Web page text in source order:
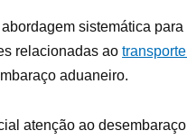
sistemática
relacionadas ao
aduaneiro.
atenção ao